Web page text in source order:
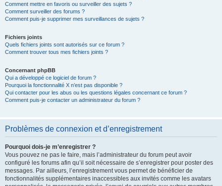
Comment mettre en favoris ou surveiller des sujets ?
Comment surveiller des forums ?
Comment puis-je supprimer mes surveillances de sujets ?
Fichiers joints
Quels fichiers joints sont autorisés sur ce forum ?
Comment trouver tous mes fichiers joints ?
Concernant phpBB
Qui a développé ce logiciel de forum ?
Pourquoi la fonctionnalité X n’est pas disponible ?
Qui contacter pour les abus ou les questions légales concernant ce forum ?
Comment puis-je contacter un administrateur du forum ?
Problèmes de connexion et d’enregistrement
Pourquoi dois-je m’enregistrer ?
Vous pouvez ne pas le faire, mais l’administrateur du forum peut avoir
configuré les forums afin qu’il soit nécessaire de s’enregistrer pour poster des
messages. Par ailleurs, l’enregistrement vous permet de bénéficier de
fonctionnalités supplémentaires inaccessibles aux invités comme les avatars